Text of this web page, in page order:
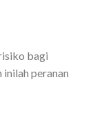
bagi
peranan